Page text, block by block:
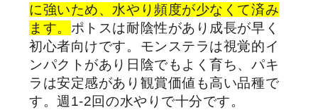
に強いため、水やり頻度が少なくて済み
ます。 ポトスは耐陰性があり成長が早く
初心者向けです。モンステラは視覚的イ
ンパクトがあり日陰でもよく育ち、パキ
ラは安定感があり観賞価値も高い品種で
す。週1-2回の水やりで十分です。